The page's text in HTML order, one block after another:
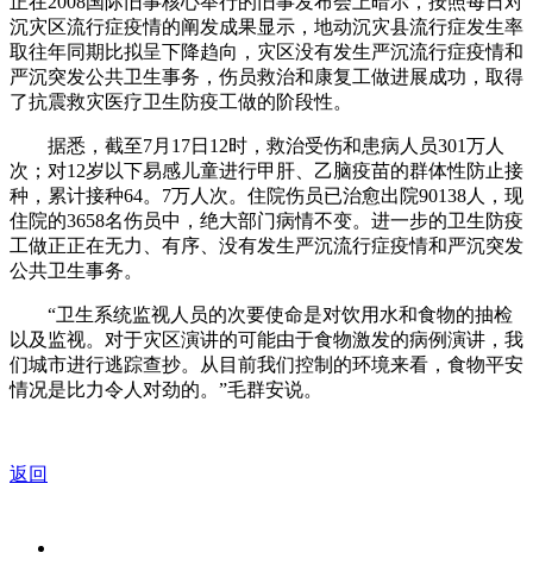
沉灾区流行症疫情的阐发成果显示，地动沉灾县流行症发生率
取往年同期比拟呈下降趋向，灾区没有发生严沉流行症疫情和
严沉突发公共卫生事务，伤员救治和康复工做进展成功，取得
了抗震救灾医疗卫生防疫工做的阶段性。
据悉，截至7月17日12时，救治受伤和患病人员301万人
次；对12岁以下易感儿童进行甲肝、乙脑疫苗的群体性防止接
种，累计接种64。7万人次。住院伤员已治愈出院90138人，现
住院的3658名伤员中，绝大部门病情不变。进一步的卫生防疫
工做正正在无力、有序、没有发生严沉流行症疫情和严沉突发
公共卫生事务。
“卫生系统监视人员的次要使命是对饮用水和食物的抽检
以及监视。对于灾区演讲的可能由于食物激发的病例演讲，我
们城市进行逃踪查抄。从目前我们控制的环境来看，食物平安
情况是比力令人对劲的。”毛群安说。
返回